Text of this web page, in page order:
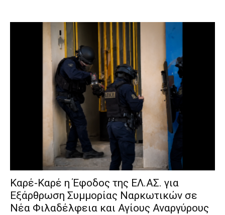
Καρέ-Καρέ η Έφοδος της ΕΛ.ΑΣ. για
Εξάρθρωση Συμμορίας Ναρκωτικών σε
Νέα Φιλαδέλφεια και Αγίους Αναργύρους